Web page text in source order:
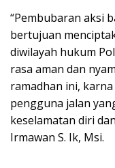
“Pembubaran aksi
bertujuan
diwilayah hukum
rasa aman dan
ramadhan ini,
pengguna jalan
keselamatan diri
Irmawan S. Ik, Msi.